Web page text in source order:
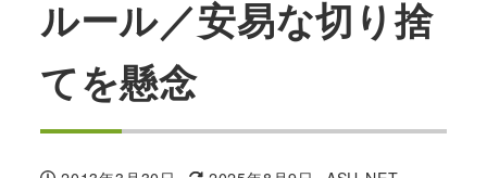
ルール／安易な切り捨
てを懸念